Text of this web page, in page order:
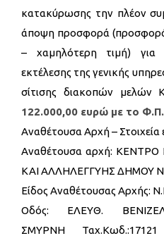
κατακύρωσης την πλέον
άποψη προσφορά (προσφορά
– χαμηλότερη τιμή) για
εκτέλεσης της γενικής
σίτισης διακοπών μελών
122.000,00 ευρώ με το
Αναθέτουσα Αρχή – Στοιχεία
Αναθέτουσα αρχή:
ΚΑΙ ΑΛΛΗΛΕΓΓΥΗΣ ΔΗΜΟΥ
Είδος Αναθέτουσας Αρχής:
Οδός: ΕΛΕΥΘ.
ΣΜΥΡΝΗ